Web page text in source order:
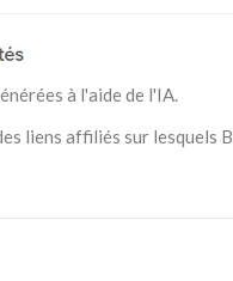
à l'aide de l'IA.
liens affiliés sur lesquels